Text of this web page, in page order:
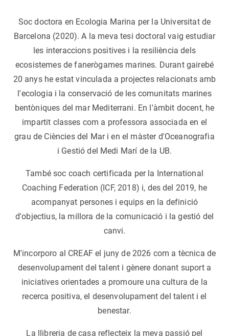
Soc doctora en Ecologia Marina per la Universitat de
Barcelona (2020). A la meva tesi doctoral vaig estudiar
les interaccions positives i la resiliència dels
ecosistemes de fanerògames marines. Durant gairebé
20 anys he estat vinculada a projectes relacionats amb
l'ecologia i la conservació de les comunitats marines
bentòniques del mar Mediterrani. En l'àmbit docent, he
impartit classes com a professora associada en el
grau de Ciències del Mar i en el màster d'Oceanografia
i Gestió del Medi Marí de la UB.
També soc coach certificada per la International
Coaching Federation (ICF, 2018) i, des del 2019, he
acompanyat persones i equips en la definició
d'objectius, la millora de la comunicació i la gestió del
canvi.
M'incorporo al CREAF el juny de 2026 com a tècnica de
desenvolupament del talent i gènere donant suport a
iniciatives orientades a promoure una cultura de la
recerca positiva, el desenvolupament del talent i el
benestar.
La llibreria de casa reflecteix la meva passió pel